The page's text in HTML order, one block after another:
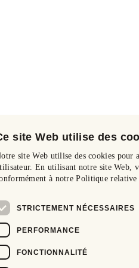
site Web utilise des
site Web utilise des cookies pour
En utilisant notre site Web,
à notre Politique relative
STRICTEMENT NÉCESSAIRES
PERFORMANCE
FONCTIONNALITÉ